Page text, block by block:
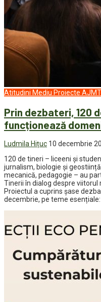
Atitudini Mediu Proiecte
Prin dezbateri, 120
funcționează
Ludmila Hițuc 10 decembrie
120 de tineri – liceeni și
jurnalism, biologie și
mecanică, pedagogie – au
Tinerii în dialog despre viitorul
Proiectul a cuprins șase
decembrie, pe teme